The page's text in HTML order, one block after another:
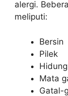
alergi.
meliputi:
Bersin
Pilek
Mata
Gatal-